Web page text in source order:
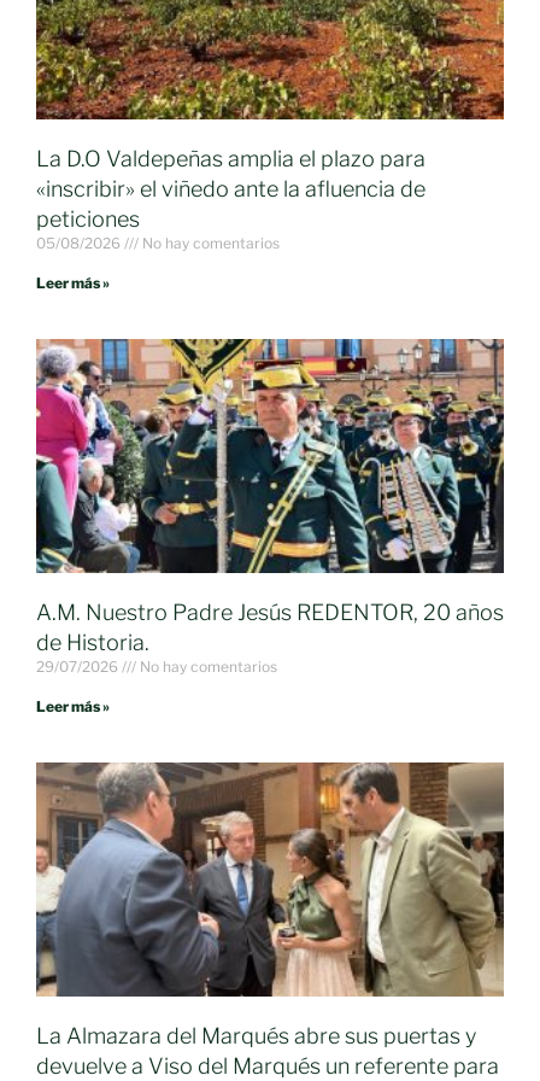
La D.O Valdepeñas amplia el plazo para
«inscribir» el viñedo ante la afluencia de
peticiones
05/08/2026 No hay comentarios
Leer más »
A.M. Nuestro Padre Jesús REDENTOR, 20 años
de Historia.
29/07/2026 No hay comentarios
Leer más »
La Almazara del Marqués abre sus puertas y
devuelve a Viso del Marqués un referente para